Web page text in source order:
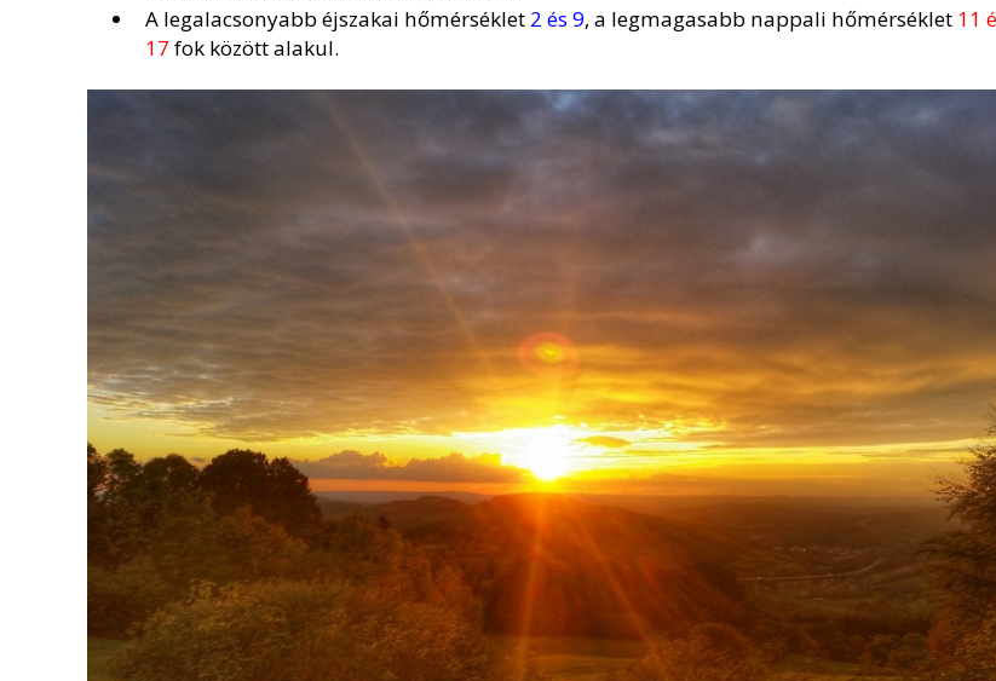
A legalacsonyabb éjszakai hőmérséklet 2 és 9, a legmagasabb nappali hőmérséklet 11
17 fok között alakul.